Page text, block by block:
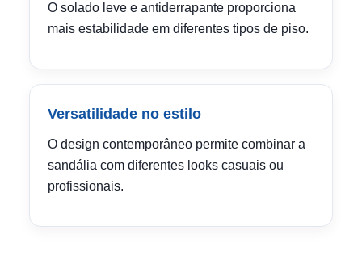
O solado leve e antiderrapante proporciona
mais estabilidade em diferentes tipos de piso.
Versatilidade no estilo
O design contemporâneo permite combinar a
sandália com diferentes looks casuais ou
profissionais.